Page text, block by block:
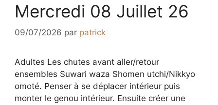
Mercredi 08 Juillet 26
09/07/2026 par patrick
Adultes Les chutes avant aller/retour
ensembles Suwari waza Shomen utchi/Nikkyo
omoté. Penser à se déplacer intérieur puis
monter le genou intérieur. Ensuite créer une